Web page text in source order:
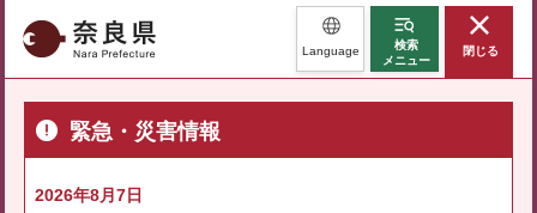
奈良県 Language
検索
メニュー
閉じる
緊急・災害情報
2026年8月7日